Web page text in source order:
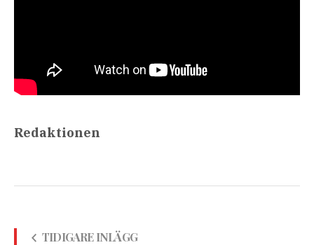
Redaktionen
TIDIGARE INLÄGG